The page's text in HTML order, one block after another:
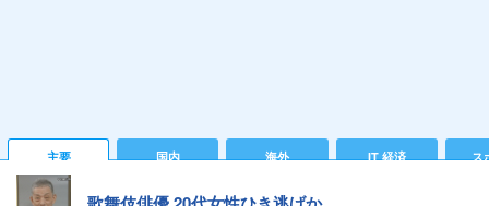
主要 国内 海外 IT 経済 ス